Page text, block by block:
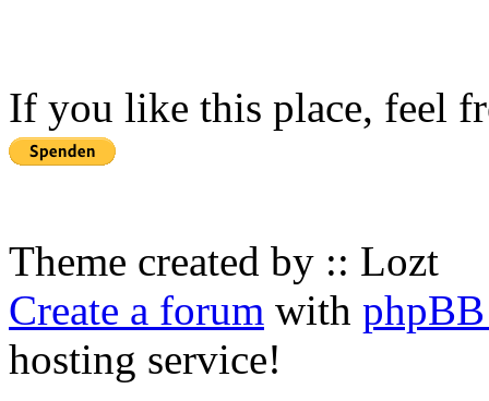
If you like this place, feel
Theme created by :: Lozt
Create a forum with
hosting service!